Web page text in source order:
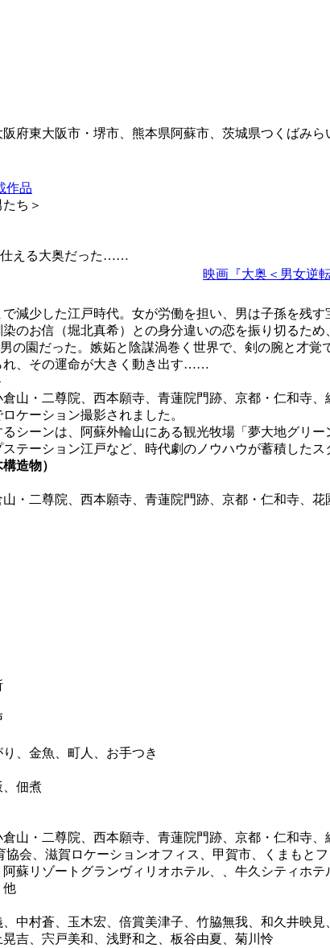
府東大阪市・堺市、熊本県阿蘇市、茨城県つくばみら
作品
ち＞
仕える大奥だった……
映画『大奥＜男女逆
減少した江戸時代。女が労働を担い、男は子孫を残
のお信（堀北真希）との身分違いの恋を振り切るた
の園だった。嫉妬と陰謀渦巻く世界で、剣の腕と才
れ、その運命が大きく動き出す……
山・二尊院、西本願寺、青蓮院門跡、京都・仁和寺
ケーション撮影されました。
シーンは、阿蘇外輪山にある観光牧場「夢大地グリー
テーション江戸など、時代劇のノウハウが蓄積した
造物）
・二尊院、西本願寺、青蓮院門跡、京都・仁和寺、
、金魚、町人、お手つき
、佃煮
山・二尊院、西本願寺、青蓮院門跡、京都・仁和寺
会、滋賀ロケーションオフィス、甲賀市、くまも
蘇リゾートグランヴィリオホテル、、牛久シティホ
他
中村蒼、玉木宏、倍賞美津子、竹脇無我、和久井映
吉、宍戸美和、浅野和之、板谷由夏、菊川怜